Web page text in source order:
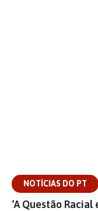
NOTÍCIAS DO PT
‘A Questão Racial